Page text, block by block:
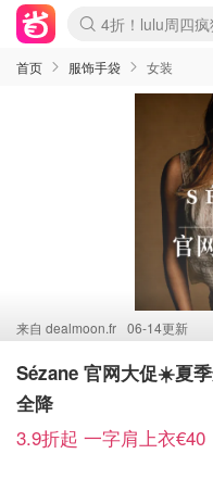
Boticinal 夏促开
4折！lulu周四
还没结束！
Joybuy变相75折
速领！Stanley独
疑似霸哥！
Zalando 奥莱闪
Moncler反季囤
Coach Brooklyn
首页 服饰手袋 女装
来自 dealmoon.fr 06-14更新
Sézane 官网大促☀️夏
全降
3.9折起 一字肩上衣€40